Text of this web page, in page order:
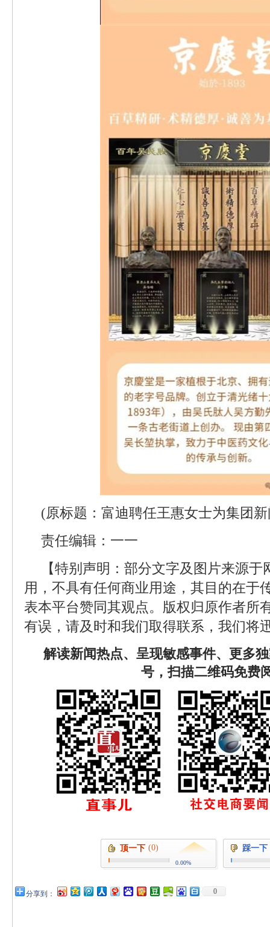
(原标题：富迪聘任王惠女士为集团
责任编辑：一一
【特别声明：部分文字及图片来源
用，不具有任何商业用途，其目的在于
表本平台赞同其观点。版权归原作者所
有误，请及时和我们取得联系，我们将
解读新闻热点、呈现敏感事件、更多
号，扫描二维码免费
顶一下 (0)
0.00%
踩一下
分享到： 0